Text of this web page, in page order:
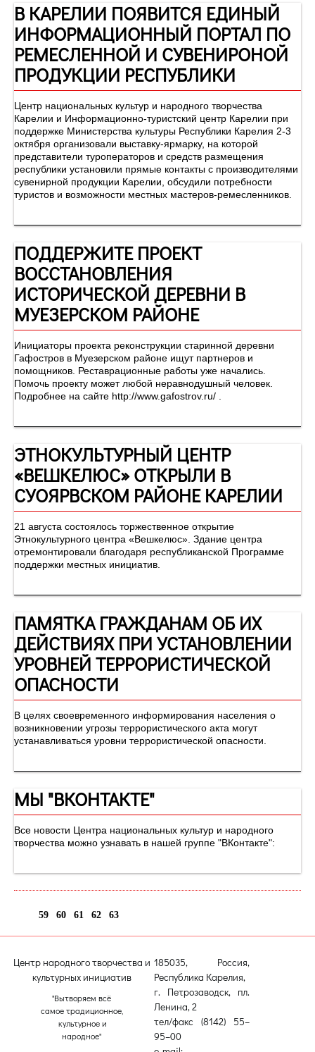
В КАРЕЛИИ ПОЯВИТСЯ ЕДИНЫЙ
ИНФОРМАЦИОННЫЙ ПОРТАЛ ПО
РЕМЕСЛЕННОЙ И СУВЕНИРОНОЙ
ПРОДУКЦИИ РЕСПУБЛИКИ
Центр национальных культур и народного творчества
Карелии и Информационно-туристский центр Карелии при
поддержке Министерства культуры Республики Карелия 2-3
октября организовали выставку-ярмарку, на которой
представители туроператоров и средств размещения
республики установили прямые контакты с производителями
сувенирной продукции Карелии, обсудили потребности
туристов и возможности местных мастеров-ремесленников.
ПОДДЕРЖИТЕ ПРОЕКТ
ВОССТАНОВЛЕНИЯ
ИСТОРИЧЕСКОЙ ДЕРЕВНИ В
МУЕЗЕРСКОМ РАЙОНЕ
Инициаторы проекта реконструкции старинной деревни
Гафостров в Муезерском районе ищут партнеров и
помощников. Реставрационные работы уже начались.
Помочь проекту может любой неравнодушный человек.
Подробнее на сайте http://www.gafostrov.ru/ .
ЭТНОКУЛЬТУРНЫЙ ЦЕНТР
«ВЕШКЕЛЮС» ОТКРЫЛИ В
СУОЯРВСКОМ РАЙОНЕ КАРЕЛИИ
21 августа состоялось торжественное открытие
Этнокультурного центра «Вешкелюс». Здание центра
отремонтировали благодаря республиканской Программе
поддержки местных инициатив.
ПАМЯТКА ГРАЖДАНАМ ОБ ИХ
ДЕЙСТВИЯХ ПРИ УСТАНОВЛЕНИИ
УРОВНЕЙ ТЕРРОРИСТИЧЕСКОЙ
ОПАСНОСТИ
В целях своевременного информирования населения о
возникновении угрозы террористического акта могут
устанавливаться уровни террористической опасности.
МЫ "ВКОНТАКТЕ"
Все новости Центра национальных культур и народного
творчества можно узнавать в нашей группе "ВКонтакте":
59 60 61 62 63
Центр народного творчества и
культурных инициатив
"Вытворяем всё
самое традиционное,
культурное и
народное"
185035, Россия,
Республика Карелия,
г. Петрозаводск, пл.
Ленина, 2
тел/факс (8142) 55–
95–00